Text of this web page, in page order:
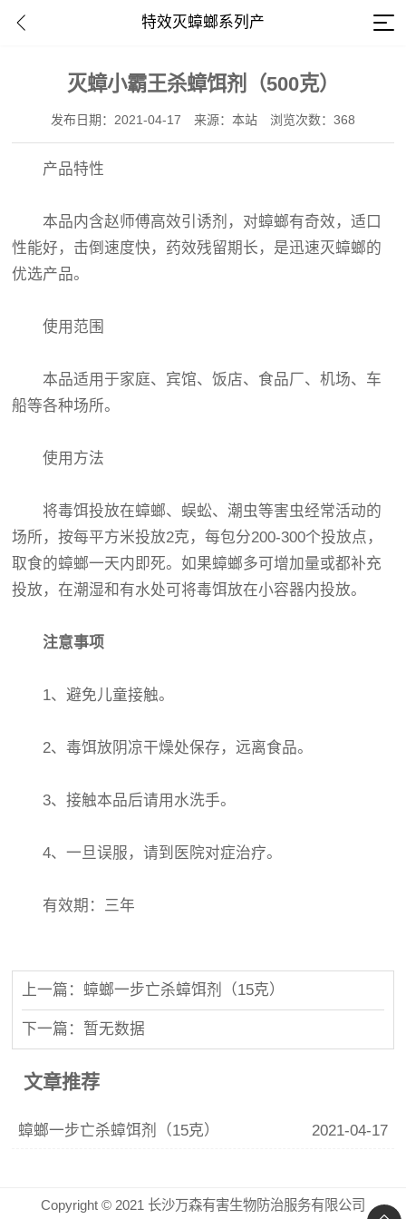
特效灭蟑螂系列产
灭蟑小霸王杀蟑饵剂（500克）
发布日期：2021-04-17 来源：本站 浏览次数：368
产品特性
本品内含赵师傅高效引诱剂，对蟑螂有奇效，适口
性能好，击倒速度快，药效残留期长，是迅速灭蟑螂的
优选产品。
使用范围
本品适用于家庭、宾馆、饭店、食品厂、机场、车
船等各种场所。
使用方法
将毒饵投放在蟑螂、蜈蚣、潮虫等害虫经常活动的
场所，按每平方米投放2克，每包分200-300个投放点，
取食的蟑螂一天内即死。如果蟑螂多可增加量或都补充
投放，在潮湿和有水处可将毒饵放在小容器内投放。
注意事项
1、避免儿童接触。
2、毒饵放阴凉干燥处保存，远离食品。
3、接触本品后请用水洗手。
4、一旦误服，请到医院对症治疗。
有效期：三年
上一篇：蟑螂一步亡杀蟑饵剂（15克）
下一篇：暂无数据
文章推荐
蟑螂一步亡杀蟑饵剂（15克） 2021-04-17
Copyright © 2021 长沙万森有害生物防治服务有限公司